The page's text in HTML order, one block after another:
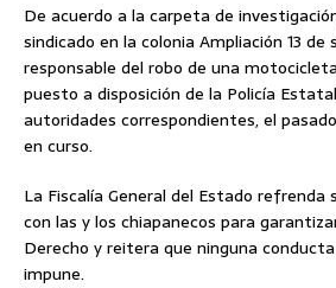
De acuerdo a la carpeta de
sindicado en la colonia Ampliación 13
responsable del robo de una
puesto a disposición de la Policía
autoridades correspondientes, el
en curso.
La Fiscalía General del Estado
con las y los chiapanecos para
Derecho y reitera que ninguna
impune.